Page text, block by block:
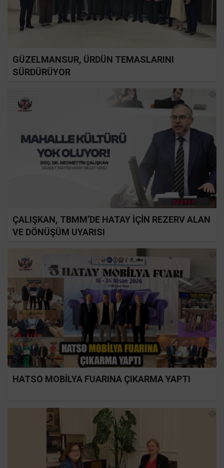
GÜZELMANSUR, ÜRDÜN TEMASLARINI
SÜRDÜRÜYOR
ÇALIŞKAN, TBMM’DE HATAY İÇİN REZERV ALAN
VE DÖNÜŞÜM UYARISI
HATSO MOBİLYA FUARINA ÇIKARMA YAPTI